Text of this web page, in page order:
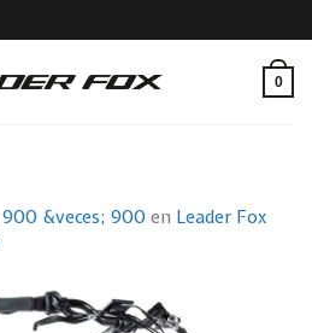
0
900 &veces; 900 en Leader Fox